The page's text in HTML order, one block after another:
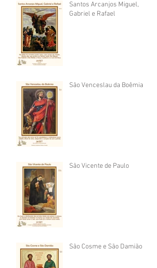
Santos Arcanjos Miguel,
Gabriel e Rafael
São Venceslau da Boêmia
São Vicente de Paulo
São Cosme e São Damião